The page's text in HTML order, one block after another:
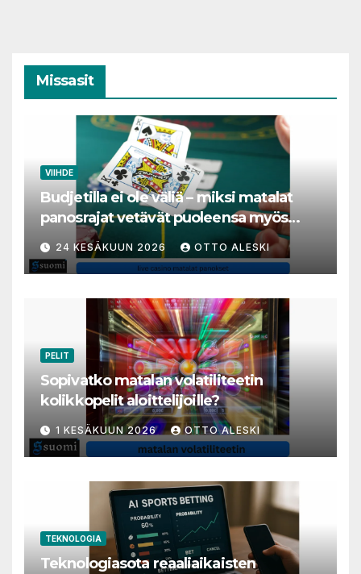
Missasit
VIIHDE
Budjetilla ei ole väliä – miksi matalat
panosrajat vetävät puoleensa myös
varakkaita harrastajia
24 KESÄKUUN 2026 OTTO ALESKI
PELIT
Sopivatko matalan volatiliteetin
kolikkopelit aloittelijoille?
1 KESÄKUUN 2026 OTTO ALESKI
TEKNOLOGIA
Teknologiasota reaaliaikaisten